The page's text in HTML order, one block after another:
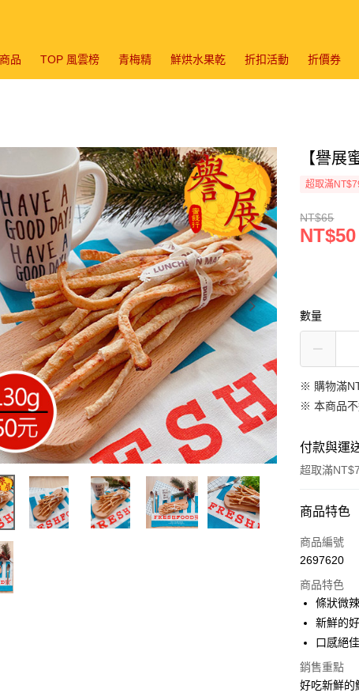
品 TOP 風雲榜 青梅精 鮮烘水果乾 折扣活動 折價券
【譽展
超取滿
NT$65
NT$50
數量
※ 購物滿
※ 本商品
付款與運
超取滿
付款方式
信用卡一次
LINE Pay
Apple Pay
悠遊付
商品特色
商品編號
2697620
商品特色
條狀微辣
新鮮的
口感絕佳
銷售重點
好吃新鮮的